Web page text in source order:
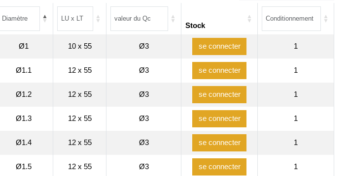
Stock
Ø1 10 x 55 Ø3 se connecter 1
Ø1.1 12 x 55 Ø3 se connecter 1
Ø1.2 12 x 55 Ø3 se connecter 1
Ø1.3 12 x 55 Ø3 se connecter 1
Ø1.4 12 x 55 Ø3 se connecter 1
Ø1.5 12 x 55 Ø3 se connecter 1